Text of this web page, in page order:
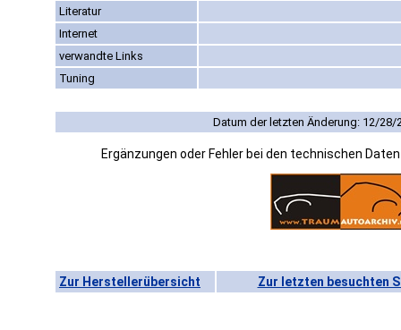
Literatur
Internet
verwandte Links
Tuning
Datum der letzten Änderung: 12/28/
Ergänzungen oder Fehler bei den technischen
Zur Herstellerübersicht Zur letzten besuchten